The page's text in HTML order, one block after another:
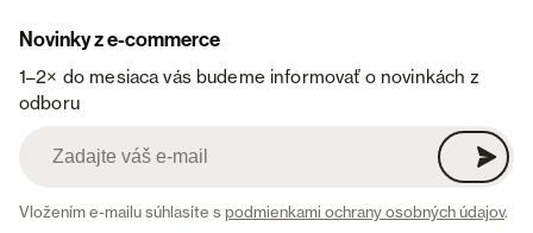
Novinky z e-commerce
1–2× do mesiaca vás budeme informovať o novinkách z
odboru
Vložením e-mailu súhlasíte spodmienkami ochrany osobných údajov.